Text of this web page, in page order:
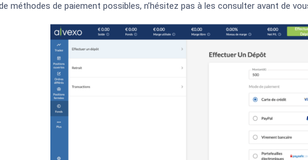
méthodes de paiement possibles, n’hésitez pas à les consulter avant de